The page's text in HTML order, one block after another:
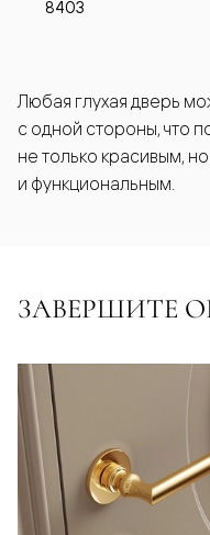
8403
Любая глухая дверь
с одной стороны, что
не только красивым,
и функциональным.
ЗАВЕРШИТЕ